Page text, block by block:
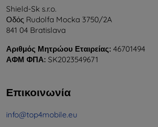
Shield-Sk s.r.o.
Οδός Rudolfa Mocka 3750/2A
841 04 Bratislava
Αριθμός Μητρώου Εταιρείας: 46701494
ΑΦΜ ΦΠΑ: SK2023549671
Επικοινωνία
info@top4mobile.eu